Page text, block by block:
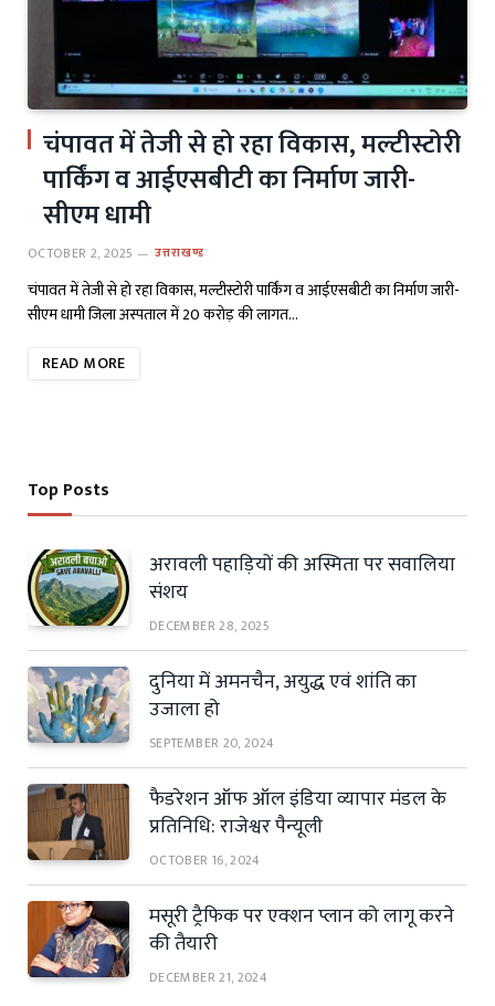
चंपावत में तेजी से हो रहा विकास, मल्टीस्टोरी
पार्किंग व आईएसबीटी का निर्माण जारी-
सीएम धामी
OCTOBER 2, 2025 उत्तराखण्ड
चंपावत में तेजी से हो रहा विकास, मल्टीस्टोरी पार्किंग व आईएसबीटी का निर्माण जारी-
सीएम धामी जिला अस्पताल में 20 करोड़ की लागत…
READ MORE
Top Posts
अरावली पहाड़ियों की अस्मिता पर सवालिया
संशय
DECEMBER 28, 2025
दुनिया में अमनचैन, अयुद्ध एवं शांति का
उजाला हो
SEPTEMBER 20, 2024
फैडरेशन ऑफ ऑल इंडिया व्यापार मंडल के
प्रतिनिधि: राजेश्वर पैन्यूली
OCTOBER 16, 2024
मसूरी ट्रैफिक पर एक्शन प्लान को लागू करने
की तैयारी
DECEMBER 21, 2024